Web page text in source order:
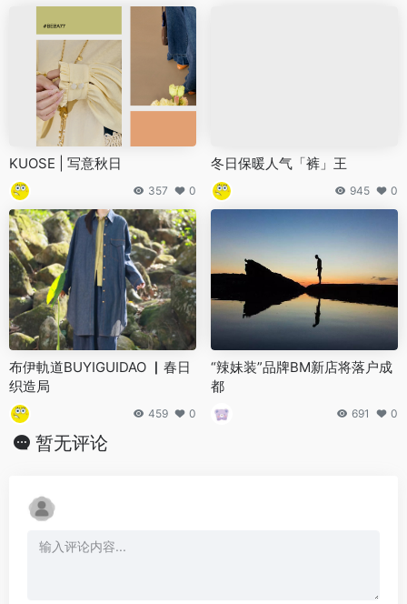
KUOSE | 写意秋日
357 0
冬日保暖人气「裤」王
945 0
布伊軌道BUYIGUIDAO ▏春日
织造局
459 0
“辣妹装”品牌BM新店将落户成
都
691 0
暂无评论